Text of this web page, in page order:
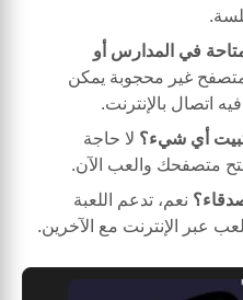
في المدارس أو
متصفح غير محجوبة يمكن
اتصال بالإنترنت.
أي شيء؟ لا حاجة
متصفحك والعب الآن.
نعم، تدعم اللعبة
عبر الإنترنت مع الآخرين.